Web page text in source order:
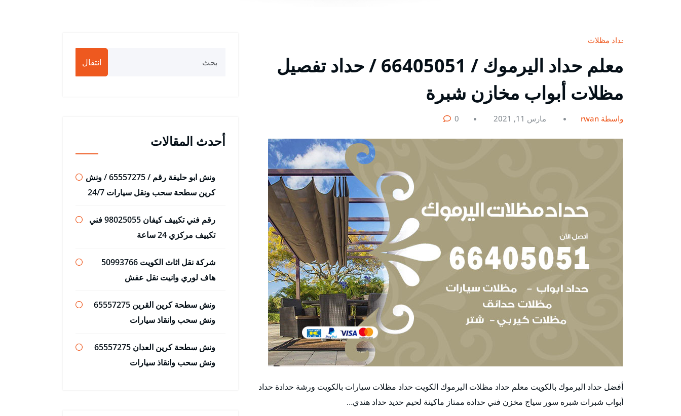
حداد مظلات
معلم حداد اليرموك / 66405051 / حداد تفصيل
مظلات أبواب مخازن شبرة
بواسطة rwan مارس 11, 2021 0
أفضل حداد اليرموك بالكويت معلم حداد مظلات اليرموك الكويت حداد مظلات سيارات بالكويت ورشة حدادة حداد
أبواب شبرات شبره سور سياج مخزن فني حدادة ممتاز ماكينة لحيم حديد حداد هندي…
انتقال
أحدث المقالات
ونش ابو حليفة رقم / 65557275 / ونش
كرين سطحة سحب ونقل سيارات 24/7
رقم فني تكييف كيفان 98025055 فني
تكييف مركزي 24 ساعة
شركة نقل اثاث الكويت 50993766
هاف لوري وانيت نقل عفش
ونش سطحة كرين القرين 65557275
ونش سحب وانقاذ سيارات
ونش سطحة كرين العدان 65557275
ونش سحب وانقاذ سيارات